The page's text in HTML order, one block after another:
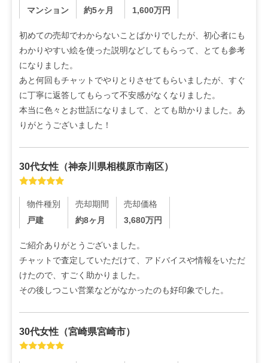
マンション
約5ヶ月
1,600万円
初めての売却でわからないことばかりでしたが、初心者にも
わかりやすい絵を使った説明などしてもらって、とても参考
になりました。
あと何回もチャットでやりとりさせてもらいましたが、すぐ
に丁寧に返答してもらって不安感がなくなりました。
本当に色々とお世話になりまして、とても助かりました。あ
りがとうございました！
30代女性 （神奈川県相模原市南区）
物件種別
戸建
売却期間
約8ヶ月
売却価格
3,680万円
ご紹介ありがとうございました。
チャットで査定していただけて、アドバイスや情報をいただ
けたので、すごく助かりました。
その後しつこい営業などがなかったのも好印象でした。
30代女性 （宮崎県宮崎市）